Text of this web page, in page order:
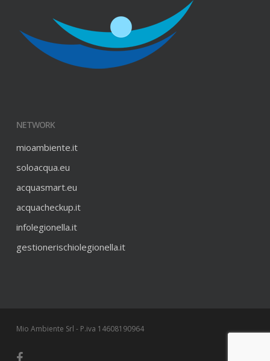
NETWORK
mioambiente.it
soloacqua.eu
acquasmart.eu
acquacheckup.it
infolegionella.it
gestionerischiolegionella.it
Mio Ambiente Srl - P.iva 14608190964
facebook